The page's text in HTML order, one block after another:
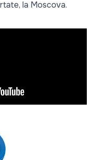
la Moscova.